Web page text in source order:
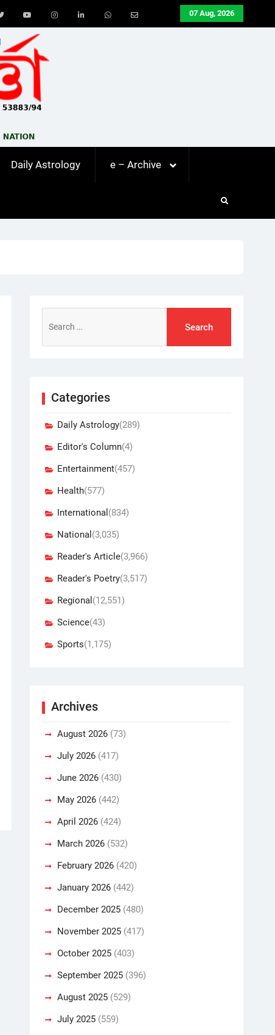
07 Aug, 2026
Youtube
Daily Astrology e – Archive
for:
Categories
Daily Astrology(289)
Editor's Column(4)
Entertainment(457)
Health(577)
International (834)
National (3,035)
Reader's Article(3,966)
Reader's Poetry(3,517)
Regional (12,551)
Science(43)
Sports(1,175)
Archives
August 2026 (73)
July 2026 (417)
June 2026 (430)
May 2026 (442)
April 2026 (424)
March 2026 (532)
February 2026 (420)
January 2026 (442)
December 2025 (480)
November 2025 (417)
October 2025 (403)
September 2025 (396)
August 2025 (529)
July 2025 (559)